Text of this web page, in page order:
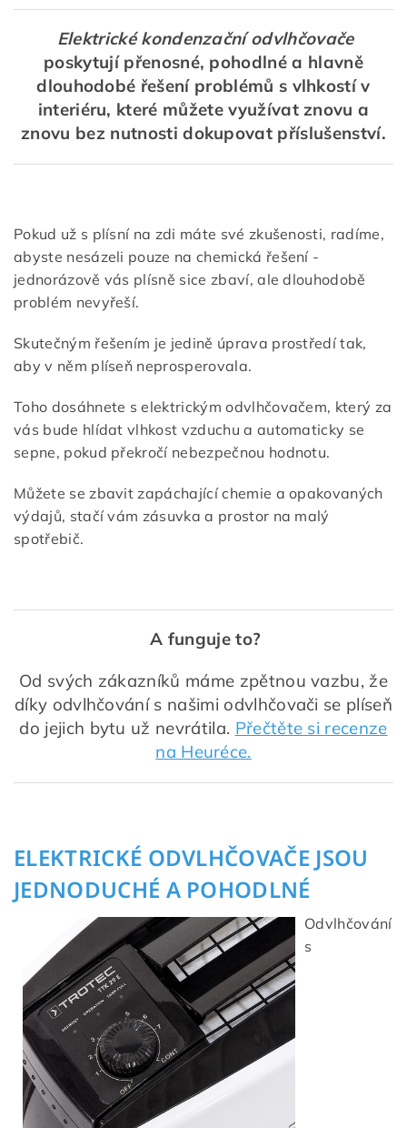
Elektrické kondenzační odvlhčovače
poskytují přenosné, pohodlné a hlavně
dlouhodobé řešení problémů s vlhkostí v
interiéru, které můžete využívat znovu a
znovu bez nutnosti dokupovat příslušenství.
Pokud už s plísní na zdi máte své zkušenosti, radíme,
abyste nesázeli pouze na chemická řešení -
jednorázově vás plísně sice zbaví, ale dlouhodobě
problém nevyřeší.
Skutečným řešením je jedině úprava prostředí tak,
aby v něm plíseň neprosperovala.
Toho dosáhnete s elektrickým odvlhčovačem, který za
vás bude hlídat vlhkost vzduchu a automaticky se
sepne, pokud překročí nebezpečnou hodnotu.
Můžete se zbavit zapáchající chemie a opakovaných
výdajů, stačí vám zásuvka a prostor na malý
spotřebič.
A funguje to?
Od svých zákazníků máme zpětnou vazbu, že
díky odvlhčování s našimi odvlhčovači se plíseň
do jejich bytu už nevrátila. Přečtěte si recenze
na Heuréce.
ELEKTRICKÉ ODVLHČOVAČE JSOU
JEDNODUCHÉ A POHODLNÉ
Odvlhčování
s